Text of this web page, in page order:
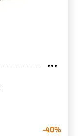
-40%